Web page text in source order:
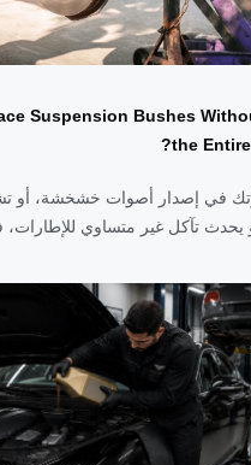
Suspension Bushes
the Entire
في إصدار أصوات خشخشة، أو
تآكل غير متساوي للإطارات،